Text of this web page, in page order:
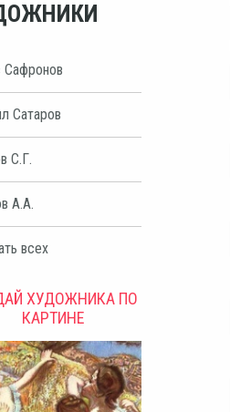
Сафронов
Сатаров
С.Г.
А.А.
всех
ХУДОЖНИКА ПО
КАРТИНЕ